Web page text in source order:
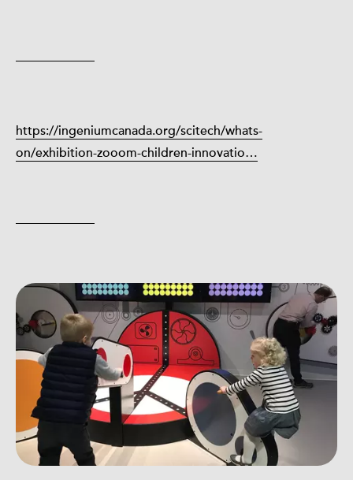
https://ingeniumcanada.org/scitech/whats-
on/exhibition-zooom-children-innovatio…